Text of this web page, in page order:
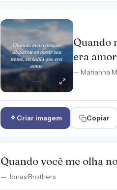
Quando
era
— Marianna
Criar imagem Copiar
Quando você me olha
— Jonas Brothers